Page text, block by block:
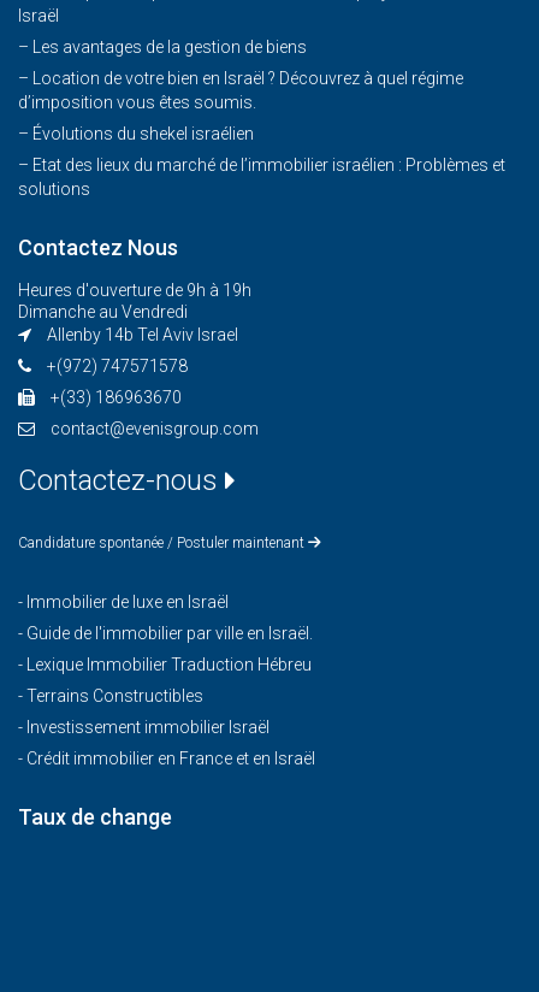
Israël
– Les avantages de la gestion de biens
– Location de votre bien en Israël ? Découvrez à quel régime
d’imposition vous êtes soumis.
– Évolutions du shekel israélien
– Etat des lieux du marché de l’immobilier israélien : Problèmes et
solutions
Contactez Nous
Heures d'ouverture de 9h à 19h
Dimanche au Vendredi
Allenby 14b Tel Aviv Israel
+(972) 747571578
+(33) 186963670
contact@evenisgroup.com
Contactez-nous
Candidature spontanée / Postuler maintenant
- Immobilier de luxe en Israël
- Guide de l'immobilier par ville en Israël.
-
Lexique Immobilier Traduction Hébreu
-Terrains Constructibles
- Investissement immobilier Israël
- Crédit immobilier en France et en Israël
Taux de change